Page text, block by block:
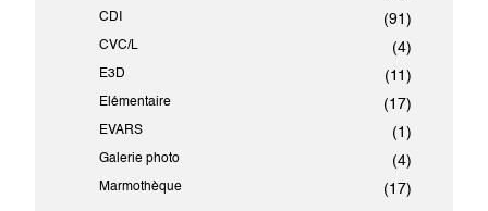
CDI (91)
CVC/L (4)
E3D (11)
Elémentaire (17)
EVARS (1)
Galerie photo (4)
Marmothèque (17)